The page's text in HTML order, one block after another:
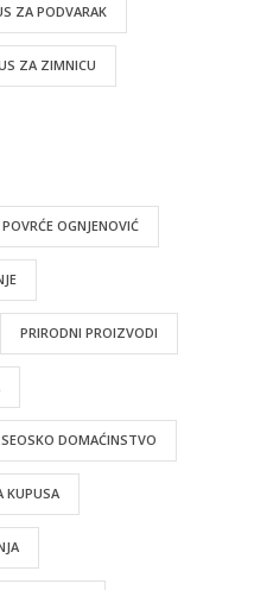
ZA PODVARAK
ZA ZIMNICU
POVRĆE OGNJENOVIĆ
PRIRODNI PROIZVODI
SEOSKO DOMAĆINSTVO
KUPUSA